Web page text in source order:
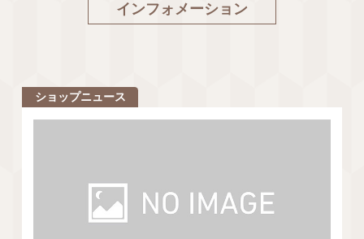
インフォメーション
ショップニュース